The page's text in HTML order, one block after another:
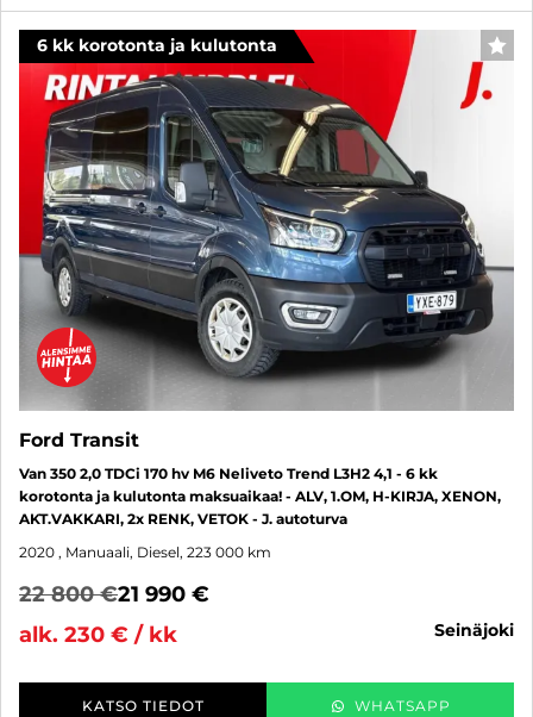
6 kk korotonta ja kulutonta
Ford Transit
Van 350 2,0 TDCi 170 hv M6 Neliveto Trend L3H2 4,1 - 6 kk
korotonta ja kulutonta maksuaikaa! - ALV, 1.OM, H-KIRJA, XENON,
AKT.VAKKARI, 2x RENK, VETOK - J. autoturva
2020 , Manuaali, Diesel, 223 000 km
22 800 €21 990 €
alk. 230 € / kk
seinäjoki
KATSO TIEDOT WHATSAPP